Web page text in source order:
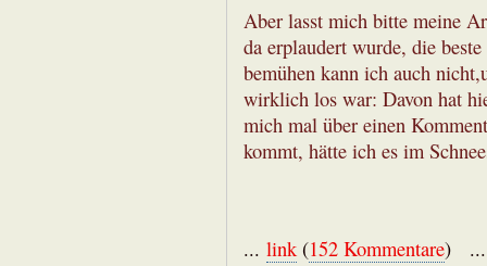
Aber lasst mich bitte meine
da erplaudert wurde, die
bemühen kann ich auch
wirklich los war: Davon hat
mich mal über einen
kommt, hätte ich es im
... link (152 Kommentare)